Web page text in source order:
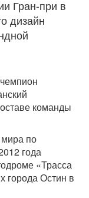
Гран-при в
дизайн
команды
по
года
«Трасса
города Остин в